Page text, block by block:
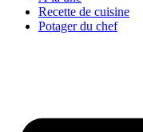
Recette de cuisine
Potager du chef